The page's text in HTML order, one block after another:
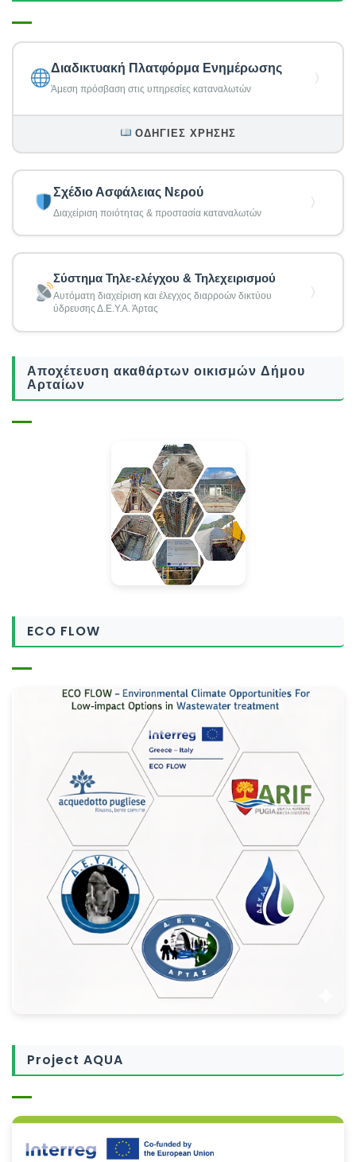
Διαδικτυακή Πλατφόρμα Ενημέρωσης
Άμεση πρόσβαση στις υπηρεσίες καταναλωτών
〉
ΟΔΗΓΊΕΣ ΧΡΉΣΗΣ
Σχέδιο Ασφάλειας Νερού
Διαχείριση ποιότητας & προστασία καταναλωτών
〉
Σύστημα Τηλε-ελέγχου & Τηλεχειρισμού
Αυτόματη διαχείριση και έλεγχος διαρροών δικτύου
ύδρευσης Δ.Ε.Υ.Α. Άρτας
〉
Αποχέτευση ακαθάρτων οικισμών Δήμου
Αρταίων
ECO FLOW
Project AQUA